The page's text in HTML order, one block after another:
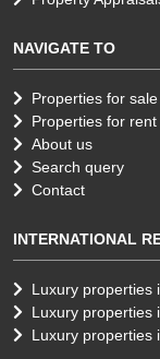
NAVIGATE TO
Properties for sale
Properties for rent
About us
Search query
Contact
INTERNATIONAL
Luxury properties
Luxury properties
Luxury properties